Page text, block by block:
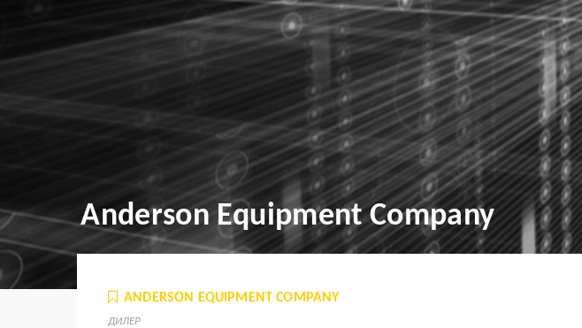
Anderson Equipment Company
ANDERSON EQUIPMENT COMPANY
ДИЛЕР